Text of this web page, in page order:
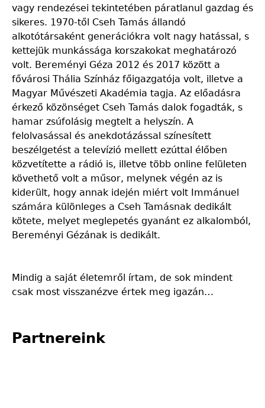
vagy rendezései tekintetében páratlanul gazdag és
sikeres. 1970-től Cseh Tamás állandó
alkotótársaként generációkra volt nagy hatással, s
kettejük munkássága korszakokat meghatározó
volt. Bereményi Géza 2012 és 2017 között a
fővárosi Thália Színház főigazgatója volt, illetve a
Magyar Művészeti Akadémia tagja. Az előadásra
érkező közönséget Cseh Tamás dalok fogadták, s
hamar zsúfolásig megtelt a helyszín. A
felolvasással és anekdotázással színesített
beszélgetést a televízió mellett ezúttal élőben
közvetítette a rádió is, illetve több online felületen
követhető volt a műsor, melynek végén az is
kiderült, hogy annak idején miért volt Immánuel
számára különleges a Cseh Tamásnak dedikált
kötete, melyet meglepetés gyanánt ez alkalomból,
Bereményi Gézának is dedikált.
Mindig a saját életemről írtam, de sok mindent
csak most visszanézve értek meg igazán…
Partnereink